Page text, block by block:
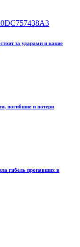
за ударами и какие
погибшие и потери
гибель пропавших в